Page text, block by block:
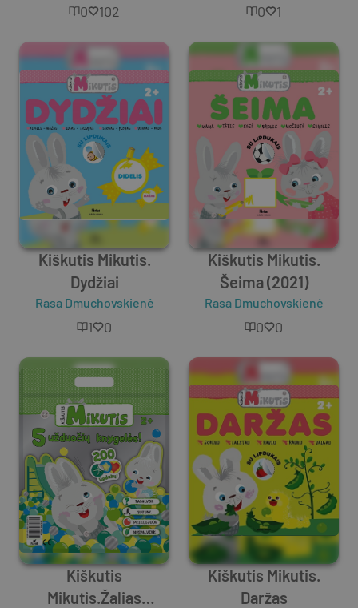
0 102 0 1
Kiškutis Mikutis.
Dydžiai
Rasa Dmuchovskienė
1 0
Kiškutis Mikutis.
Šeima (2021)
Rasa Dmuchovskienė
0 0
Kiškutis
Mikutis.Žalias
Kiškutis Mikutis.
Daržas